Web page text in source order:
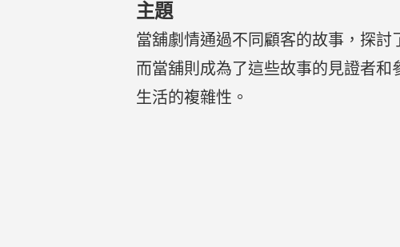
主題
當舖劇情通過不同顧客的故事，探討
而當舖則成為了這些故事的見證者
生活的複雜性。